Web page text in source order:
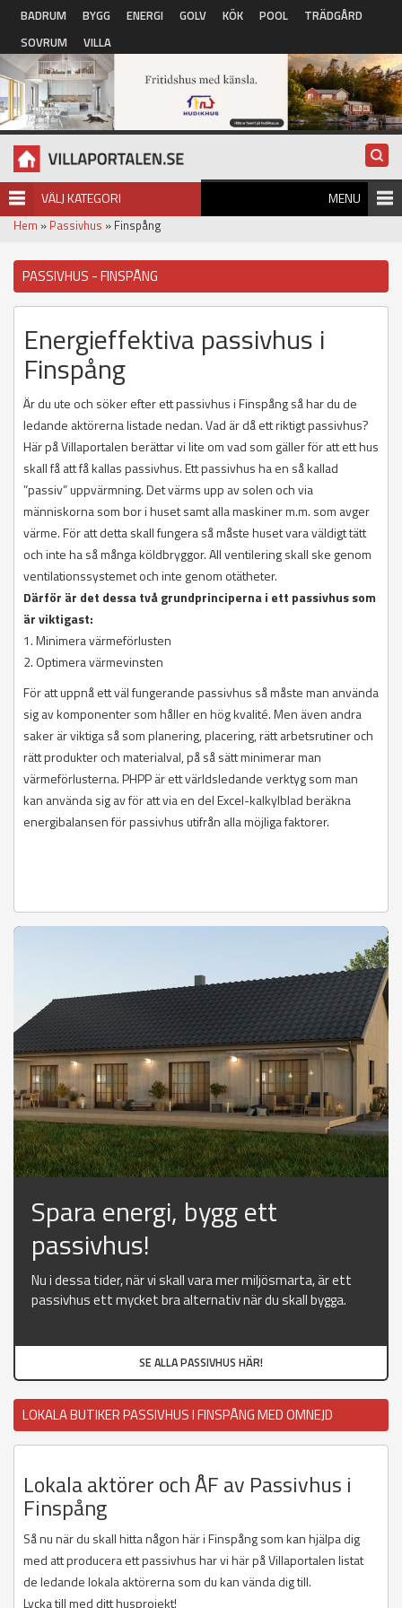
Hoppa till huvudinnehåll
BADRUM BYGG ENERGI GOLV KÖK POOL
TRÄDGÅRD
SOVRUM
VILLA
VÄLJ KATEGORI MENU
Hem » Passivhus » Finspång
PASSIVHUS - FINSPÅNG
Energieffektiva passivhus i
Finspång
Är du ute och söker efter ett passivhus i Finspång så har du de
ledande aktörerna listade nedan. Vad är då ett riktigt passivhus?
Här på Villaportalen berättar vi lite om vad som gäller för att ett hus
skall få att få kallas passivhus. Ett passivhus ha en så kallad
”passiv” uppvärmning. Det värms upp av solen och via
människorna som bor i huset samt alla maskiner m.m. som avger
värme. För att detta skall fungera så måste huset vara väldigt tätt
och inte ha så många köldbryggor. All ventilering skall ske genom
ventilationssystemet och inte genom otätheter.
Därför är det dessa två grundprinciperna i ett passivhus som
är viktigast:
1. Minimera värmeförlusten
2. Optimera värmevinsten
För att uppnå ett väl fungerande passivhus så måste man använda
sig av komponenter som håller en hög kvalité. Men även andra
saker är viktiga så som planering, placering, rätt arbetsrutiner och
rätt produkter och materialval, på så sätt minimerar man
värmeförlusterna. PHPP är ett världsledande verktyg som man
kan använda sig av för att via en del Excel-kalkylblad beräkna
energibalansen för passivhus utifrån alla möjliga faktorer.
Spara energi, bygg ett
passivhus!
Nu i dessa tider, när vi skall vara mer miljösmarta, är ett
passivhus ett mycket bra alternativ när du skall bygga.
SE ALLA PASSIVHUS HÄR!
LOKALA BUTIKER PASSIVHUS I FINSPÅNG MED OMNEJD
Lokala aktörer och ÅF av Passivhus i
Finspång
Så nu när du skall hitta någon här i Finspång som kan hjälpa dig
med att producera ett passivhus har vi här på Villaportalen listat
de ledande lokala aktörerna som du kan vända dig till.
Lycka till med ditt husprojekt!